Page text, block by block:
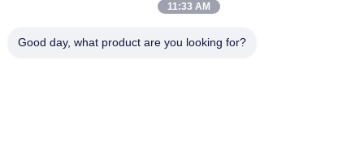
droits réservés.
11:33 AM
Good day, what product are you looking for?